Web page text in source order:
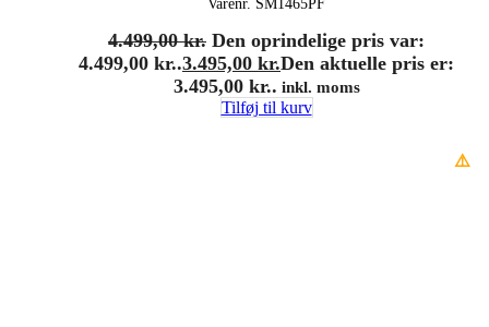
Varenr. SM1465PF
4.499,00kr. Den oprindelige pris var:
4.499,00 kr..3.495,00 kr.Den aktuelle pris er:
3.495,00 kr.. inkl. moms
Tilføj til kurv
⚠️